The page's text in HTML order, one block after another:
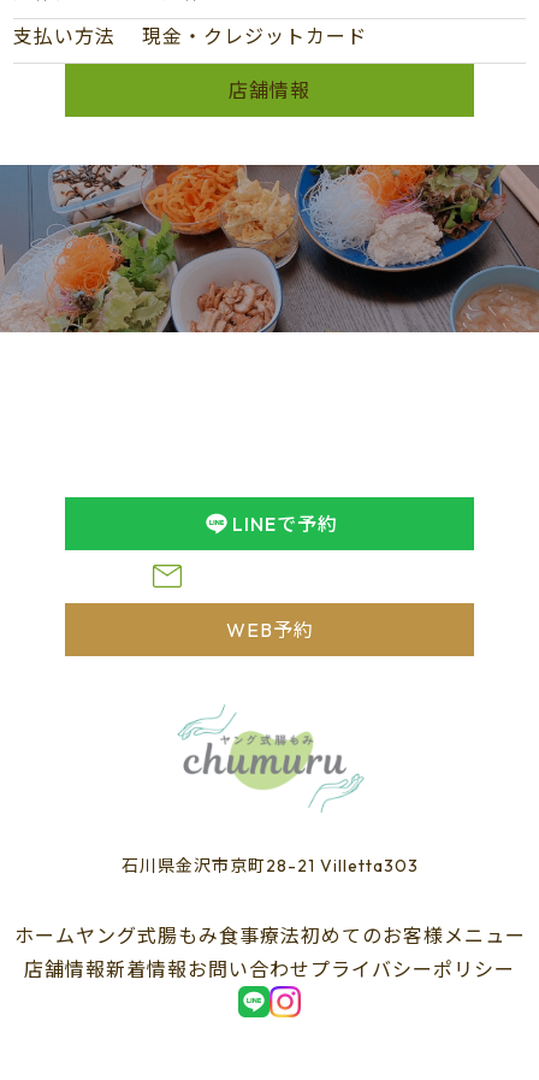
支払い方法
現金・クレジットカード
店舗情報
予約
Reservation
ヤング式腸もみchumuruのホームページをご覧いただき
ありがとうございます。
ご予約はLINEまたはWEB予約にてお願いします。
LINEで予約
WEB予約
石川県金沢市京町28-21 Villetta303
ホームヤング式腸もみ食事療法初めてのお客様メニュー
店舗情報新着情報お問い合わせ プライバシーポリシー